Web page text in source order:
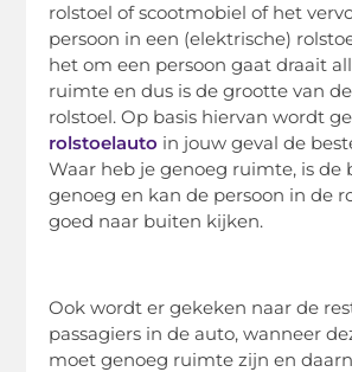
rolstoel of scootmobiel of het
persoon in een (elektrische)
het om een persoon gaat draait
ruimte en dus is de grootte van
rolstoel. Op basis hiervan wordt
rolstoelauto in jouw geval de
Waar heb je genoeg ruimte, is de
genoeg en kan de persoon in de
goed naar buiten kijken.
Ook wordt er gekeken naar de
passagiers in de auto, wanneer
moet genoeg ruimte zijn en